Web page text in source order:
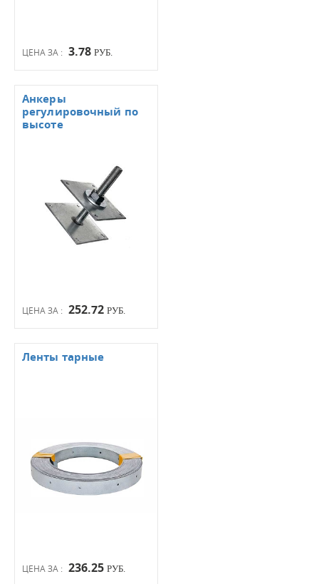
ЦЕНА ЗА : 3.78 РУБ.
ЦЕНА ЗА : 252.72 РУБ.
Анкеры
регулировочный по
высоте
ЦЕНА ЗА : 236.25 РУБ.
Ленты тарные